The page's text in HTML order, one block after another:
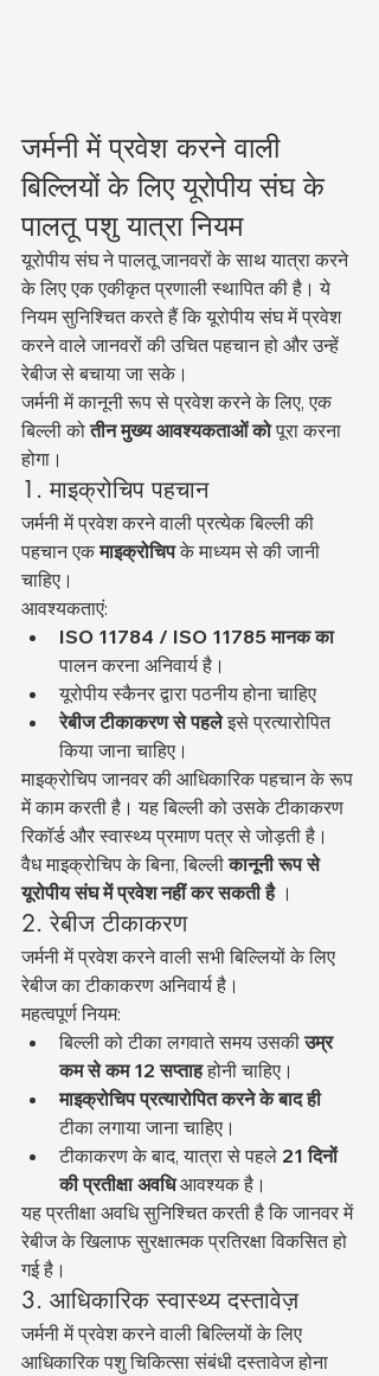
जर्मनी में प्रवेश करने वाली
बिल्लियों के लिए यूरोपीय संघ के
पालतू पशु यात्रा नियम
यूरोपीय संघ ने पालतू जानवरों के साथ यात्रा करने
के लिए एक एकीकृत प्रणाली स्थापित की है। ये
नियम सुनिश्चित करते हैं कि यूरोपीय संघ में प्रवेश
करने वाले जानवरों की उचित पहचान हो और उन्हें
रेबीज से बचाया जा सके।
जर्मनी में कानूनी रूप से प्रवेश करने के लिए, एक
बिल्ली को तीन मुख्य आवश्यकताओं को पूरा करना
होगा।
1. माइक्रोचिप पहचान
जर्मनी में प्रवेश करने वाली प्रत्येक बिल्ली की
पहचान एक माइक्रोचिप के माध्यम से की जानी
चाहिए।
आवश्यकताएं:
ISO 11784 / ISO 11785 मानक का
पालन करना अनिवार्य है।
यूरोपीय स्कैनर द्वारा पठनीय होना चाहिए
रेबीज टीकाकरण से पहले इसे प्रत्यारोपित
किया जाना चाहिए।
माइक्रोचिप जानवर की आधिकारिक पहचान के रूप
में काम करती है। यह बिल्ली को उसके टीकाकरण
रिकॉर्ड और स्वास्थ्य प्रमाण पत्र से जोड़ती है।
वैध माइक्रोचिप के बिना, बिल्ली कानूनी रूप से
यूरोपीय संघ में प्रवेश नहीं कर सकती है ।
2. रेबीज टीकाकरण
जर्मनी में प्रवेश करने वाली सभी बिल्लियों के लिए
रेबीज का टीकाकरण अनिवार्य है।
महत्वपूर्ण नियम:
बिल्ली को टीका लगवाते समय उसकी उम्र
कम से कम 12 सप्ताह होनी चाहिए।
माइक्रोचिप प्रत्यारोपित करने के बाद ही
टीका लगाया जाना चाहिए।
टीकाकरण के बाद, यात्रा से पहले 21 दिनों
की प्रतीक्षा अवधि आवश्यक है।
यह प्रतीक्षा अवधि सुनिश्चित करती है कि जानवर में
रेबीज के खिलाफ सुरक्षात्मक प्रतिरक्षा विकसित हो
गई है।
3. आधिकारिक स्वास्थ्य दस्तावेज़
जर्मनी में प्रवेश करने वाली बिल्लियों के लिए
आधिकारिक पशु चिकित्सा संबंधी दस्तावेज होना